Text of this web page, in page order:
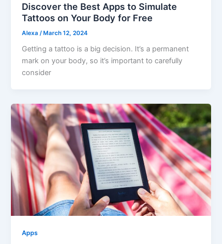
Discover the Best Apps to Simulate
Tattoos on Your Body for Free
Alexa /March 12, 2024
Getting a tattoo is a big decision. It’s a permanent
mark on your body, so it’s important to carefully
consider
Apps